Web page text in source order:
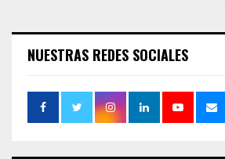
NUESTRAS REDES SOCIALES